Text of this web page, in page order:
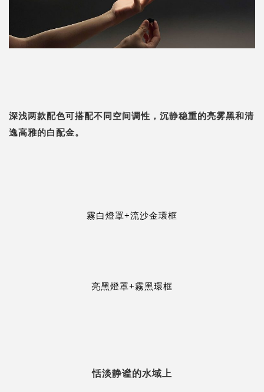
深浅两款配色可搭配不同空间调性，沉静稳重的亮雾黑和清
逸高雅的白配金。
霧白燈罩+流沙金環框
亮黑燈罩+霧黑環框
恬淡静谧的水域上